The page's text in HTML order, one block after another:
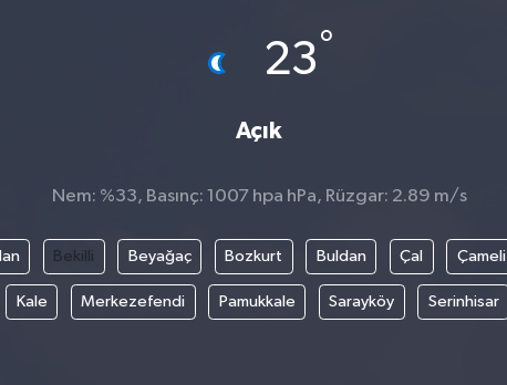
23°
Açık
Nem: %33, Basınç: 1007 hpa hPa, Rüzgar: 2.89 m/s
Bekilli Beyağaç Bozkurt Buldan Çal Çameli
Kale Merkezefendi Pamukkale Sarayköy Serinhisar